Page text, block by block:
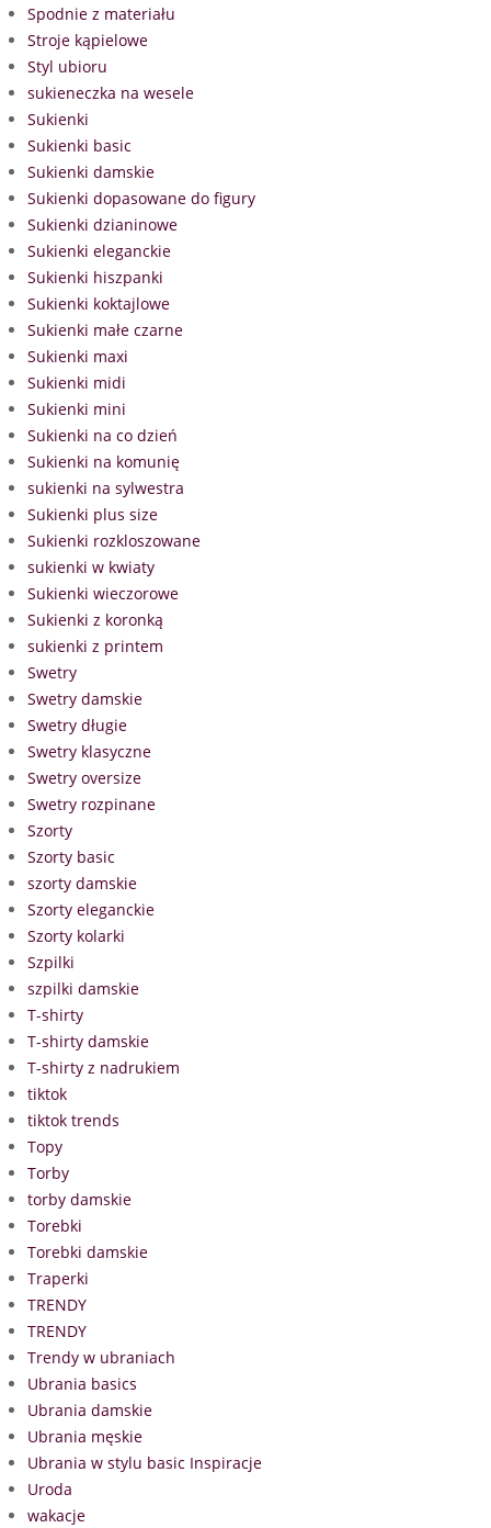
Spodnie z materiału
Stroje kąpielowe
Styl ubioru
sukieneczka na wesele
Sukienki
Sukienki basic
Sukienki damskie
Sukienki dopasowane do figury
Sukienki dzianinowe
Sukienki eleganckie
Sukienki hiszpanki
Sukienki koktajlowe
Sukienki małe czarne
Sukienki maxi
Sukienki midi
Sukienki mini
Sukienki na co dzień
Sukienki na komunię
sukienki na sylwestra
Sukienki plus size
Sukienki rozkloszowane
sukienki w kwiaty
Sukienki wieczorowe
Sukienki z koronką
sukienki z printem
Swetry
Swetry damskie
Swetry długie
Swetry klasyczne
Swetry oversize
Swetry rozpinane
Szorty
Szorty basic
szorty damskie
Szorty eleganckie
Szorty kolarki
Szpilki
szpilki damskie
T-shirty
T-shirty damskie
T-shirty z nadrukiem
tiktok
tiktok trends
Topy
Torby
torby damskie
Torebki
Torebki damskie
Traperki
TRENDY
TRENDY
Trendy w ubraniach
Ubrania basics
Ubrania damskie
Ubrania męskie
Ubrania w stylu basic Inspiracje
Uroda
wakacje